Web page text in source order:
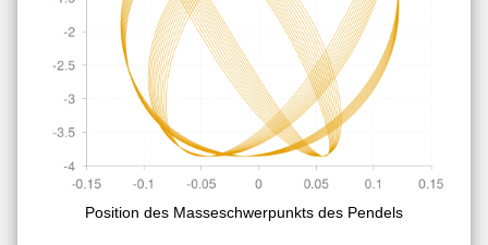
Position des Masseschwerpunkts des Pendels